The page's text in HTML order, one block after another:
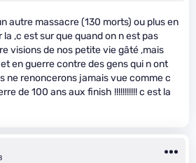
autre massacre (130 morts) ou plus en
,c est sur que quand on n est pas
visions de nos petite vie gâté ,mais
en guerre contre des gens qui n ont
ne renoncerons jamais vue comme c
de 100 ans aux finish !!!!!!!!!!! c est la